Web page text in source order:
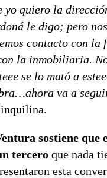
quiero la
le digo; pero
contacto con
la inmobiliaria.
se lo mató a
va a
sostiene que
tercero que nada
esta